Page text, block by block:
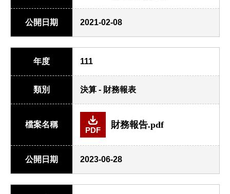
公開日期 2021-02-08
年度 111
類別 決算 - 財務報表
檔案名稱
PDF
財務報告.pdf
公開日期 2023-06-28